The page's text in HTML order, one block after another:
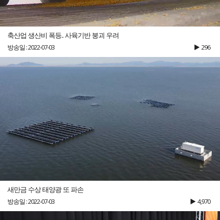
축산업 생산비 폭등.. 사육기반 붕괴 우려
방송일 : 2022-07-03 296
새만금 수상 태양광 또 파손
방송일 : 2022-07-03 4,970